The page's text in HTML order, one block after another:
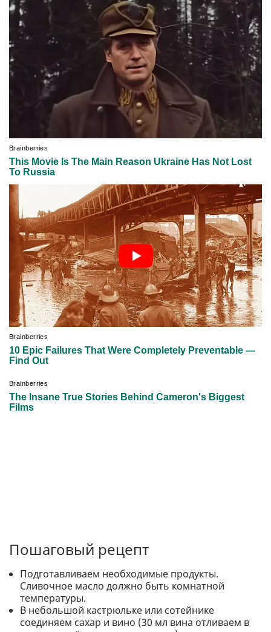
Пошаговый рецепт
Подготавливаем необходимые продукты.
Сливочное масло должно быть комнатной
температуры.
В небольшой кастрюльке или сотейнике
соединяем сахар и вино (30 мл вина отливаем в